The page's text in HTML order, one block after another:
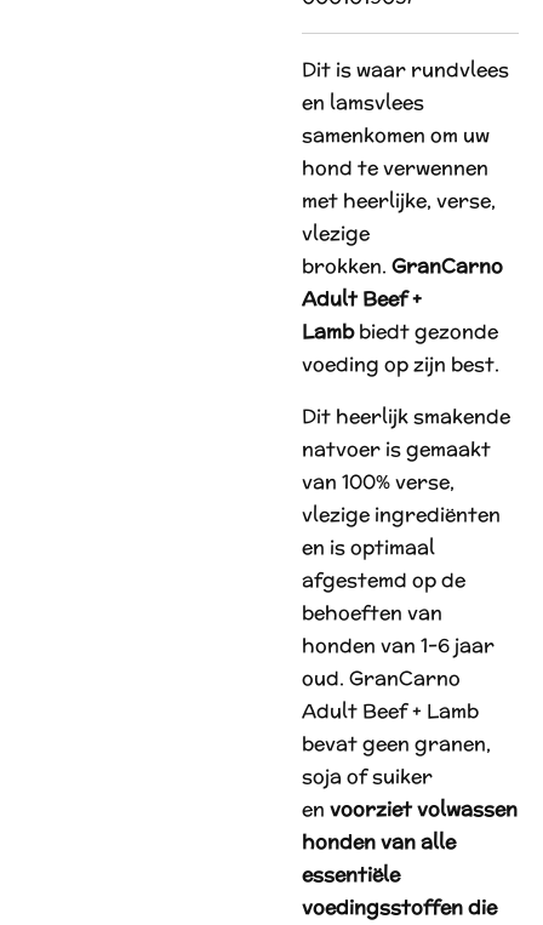
Dit is waar rundvlees
en lamsvlees
samenkomen om uw
hond te verwennen
met heerlijke, verse,
vlezige
brokken. GranCarno
Adult Beef +
Lamb biedt gezonde
voeding op zijn best.
Dit heerlijk smakende
natvoer is gemaakt
van 100% verse,
vlezige ingrediënten
en is optimaal
afgestemd op de
behoeften van
honden van 1-6 jaar
oud. GranCarno
Adult Beef + Lamb
bevat geen granen,
soja of suiker
en voorziet volwassen
honden van alle
essentiële
voedingsstoffen die